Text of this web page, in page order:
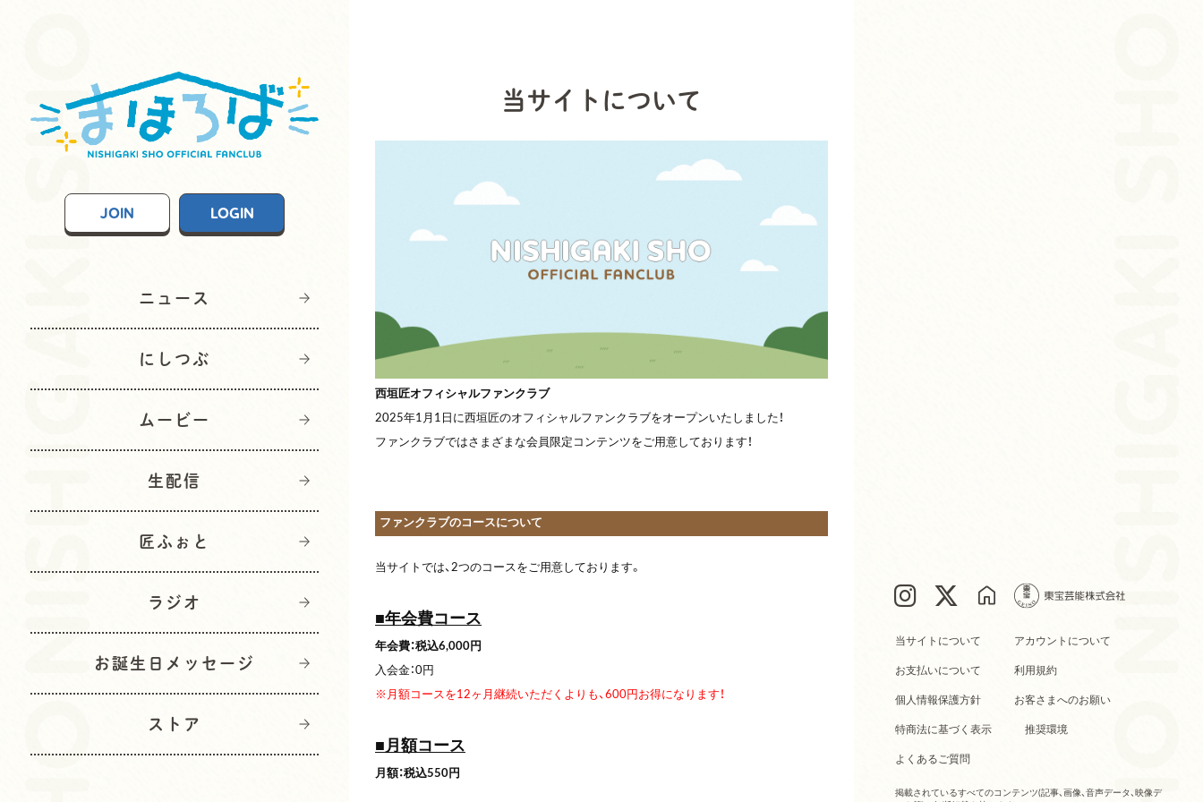
JOIN LOGIN
ニュース
にしつぶ
ムービー
生配信
匠ふぉと
ラジオ
お誕生日メッセージ
ストア
当サイトについて アカウントについて
お支払いについて 利用規約
個人情報保護方針 お客さまへのお願い
特商法に基づく表示 推奨環境
よくあるご質問
掲載されているすべてのコンテンツ(記事、画像、音声データ、映像デ
当サイトについて
西垣匠オフィシャルファンクラブ
2025年1月1日に西垣匠のオフィシャルファンクラブをオープンいたしました！
ファンクラブではさまざまな会員限定コンテンツをご用意しております！
ファンクラブのコースについて
当サイトでは、2つのコースをご用意しております。
■年会費コース
年会費：税込6,000円
入会金：0円
※月額コースを12ヶ月継続いただくよりも、600円お得になります！
■月額コース
月額：税込550円